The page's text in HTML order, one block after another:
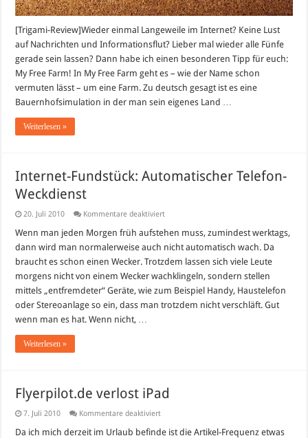
[Trigami-Review]Wieder einmal Langeweile im Internet? Keine Lust
auf Nachrichten und Informationsflut? Lieber mal wieder alle Fünfe
gerade sein lassen? Dann habe ich einen besonderen Tipp für euch:
My Free Farm! In My Free Farm geht es – wie der Name schon
vermuten lässt – um eine Farm. Zu deutsch gesagt ist es eine
Bauernhofsimulation in der man sein eigenes Land …
Weiterlesen »
Internet-Fundstück: Automatischer Telefon-
Weckdienst
20. Juli 2010 Kommentare deaktiviertfür
Fundstück:
Automatischer
Telefon-
Weckdienst
Wenn man jeden Morgen früh aufstehen muss, zumindest werktags,
dann wird man normalerweise auch nicht automatisch wach. Da
braucht es schon einen Wecker. Trotzdem lassen sich viele Leute
morgens nicht von einem Wecker wachklingeln, sondern stellen
mittels „entfremdeter“ Geräte, wie zum Beispiel Handy, Haustelefon
oder Stereoanlage so ein, dass man trotzdem nicht verschläft. Gut
wenn man es hat. Wenn nicht, …
Weiterlesen »
Flyerpilot.de verlost iPad
7. Juli 2010 Kommentare deaktiviertfür
verlost
Da ich mich derzeit im Urlaub befinde ist die Artikel-Frequenz etwas